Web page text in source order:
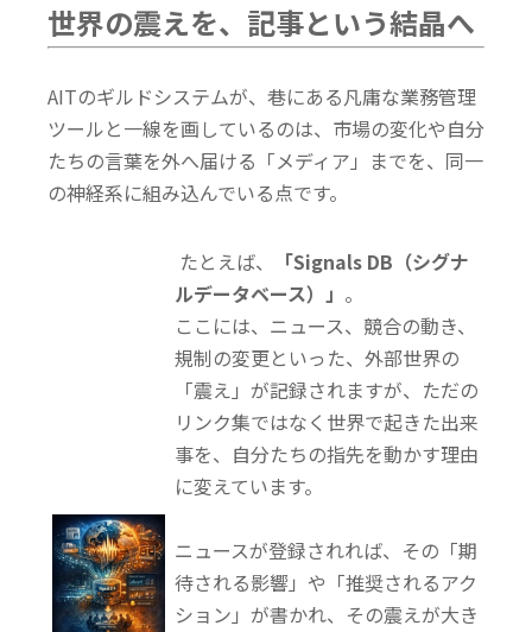
世界の震えを、記事という結晶へ
AITのギルドシステムが、巷にある凡庸な業務管理
ツールと一線を画しているのは、市場の変化や自分
たちの言葉を外へ届ける「メディア」までを、同一
の神経系に組み込んでいる点です。
たとえば、
「Signals DB（シグナ
ルデータベース）」 。
ここには、ニュース、競合の動き、
規制の変更といった、外部世界の
「震え」が記録されますが、ただの
リンク集ではなく世界で起きた出来
事を、自分たちの指先を動かす理由
に変えています。
ニュースが登録されれば、その「期
待される影響」や「推奨されるアク
ション」が書かれ、その震えが大き